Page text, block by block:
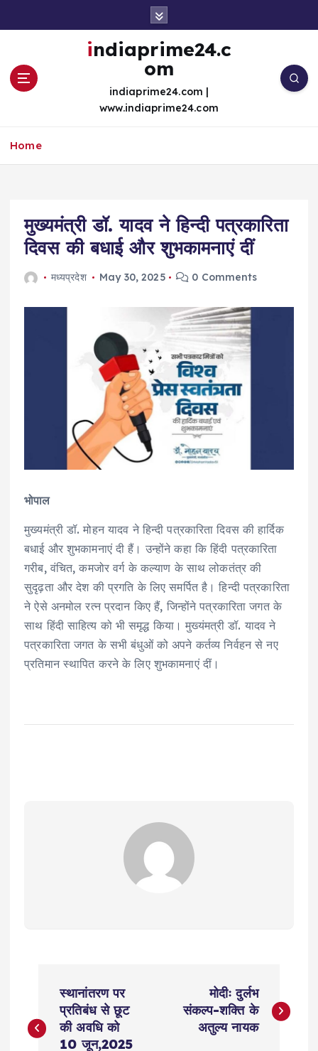
indiaprime24.c
om
indiaprime24.com |
www.indiaprime24.com
Home
मुख्यमंत्री डॉ. यादव ने हिन्दी पत्रकारिता
दिवस की बधाई और शुभकामनाएं दीं
मध्यप्रदेश May 30, 2025 0 Comments
भोपाल
मुख्यमंत्री डॉ. मोहन यादव ने हिन्दी पत्रकारिता दिवस की हार्दिक
बधाई और शुभकामनाएं दी हैं। उन्होंने कहा कि हिंदी पत्रकारिता
गरीब, वंचित, कमजोर वर्ग के कल्याण के साथ लोकतंत्र की
सुदृढ़ता और देश की प्रगति के लिए समर्पित है। हिन्दी पत्रकारिता
ने ऐसे अनमोल रत्न प्रदान किए हैं, जिन्होंने पत्रकारिता जगत के
साथ हिंदी साहित्य को भी समृद्ध किया। मुख्यंमत्री डॉ. यादव ने
पत्रकारिता जगत के सभी बंधुओं को अपने कर्तव्य निर्वहन से नए
प्रतिमान स्थापित करने के लिए शुभकामनाएं दीं।
o
स्थानांतरण पर
प्रतिबंध से छूट
की अवधि को
10 जून,2025
मोदीः दुर्लभ
संकल्प-शक्ति के
अतुल्य नायक